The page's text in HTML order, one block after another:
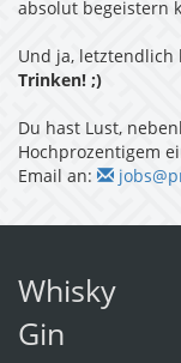
absolut begeistern
Und ja, letztendlich
Trinken! ;)
Du hast Lust,
Hochprozentigem
Email an:
Whisky
Gin